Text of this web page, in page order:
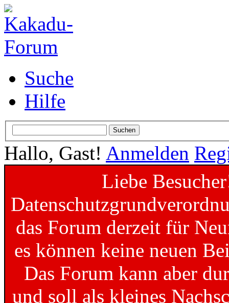
Suche
Hilfe
Hallo, Gast! Anmelden
Liebe
das Forum derzeit für
es können keine neuen
Das Forum kann aber
und soll als kleines